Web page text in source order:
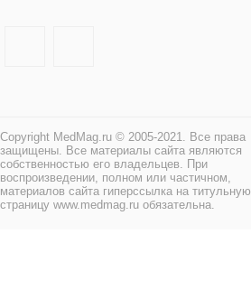
Copyright MedMag.ru © 2005-2021. Все права
защищены. Все материалы сайта являются
собственностью его владельцев. При
воспроизведении, полном или частичном,
материалов сайта гиперссылка на титульную
страницу www.medmag.ru обязательна.